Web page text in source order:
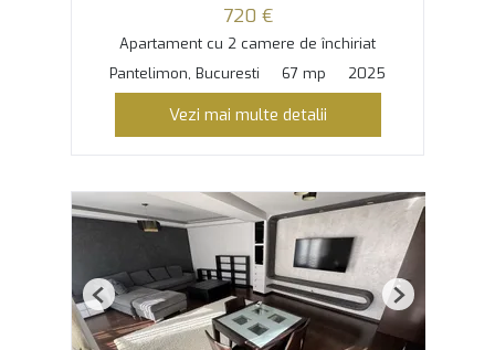
720 €
Apartament cu 2 camere de închiriat
Pantelimon, Bucuresti
67 mp 2025
Vezi mai multe detalii
Previous Next